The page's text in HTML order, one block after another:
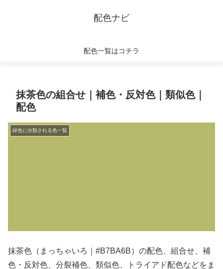
配色ナビ
配色一覧はコチラ
抹茶色の組合せ｜補色・反対色｜類似色｜
配色
緑色に分類される色一覧
抹茶色（まっちゃいろ｜#B7BA6B）の配色、組合せ、補
色・反対色、分裂補色、類似色、トライアド配色などをま